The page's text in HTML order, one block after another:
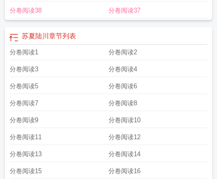
分卷阅读38 分卷阅读37
苏夏陆川 章节列表
分卷阅读1 分卷阅读2
分卷阅读3 分卷阅读4
分卷阅读5 分卷阅读6
分卷阅读7 分卷阅读8
分卷阅读9 分卷阅读10
分卷阅读11 分卷阅读12
分卷阅读13 分卷阅读14
分卷阅读15 分卷阅读16